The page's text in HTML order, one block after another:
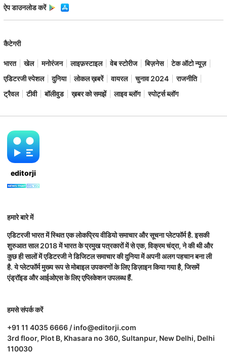
ऐप डाउनलोड करें
कैटेगरी
भारत खेल मनोरंजन लाइफ़स्टाइल वेब स्टोरीज बिज़नेस
टेक ऑटो न्यूज़
एडिटरजी स्पेशल
दुनिया लोकल ख़बरें वायरल चुनाव 2024
राजनीति
ट्रैवल
टीवी बॉलीवुड ख़बर को समझें लाइव ब्लॉग स्पोर्ट्स ब्लॉग
editorji
हमारे बारे में
एडिटरजी भारत में स्थित एक लोकप्रिय वीडियो समाचार और सूचना प्लेटफॉर्म है. इसकी
शुरुआत साल 2018 में भारत के प्रमुख पत्रकारों में से एक, विक्रम चंद्रा, ने की थी और
कुछ ही सालों में एडिटरजी ने डिजिटल समाचार की दुनिया में अपनी अलग पहचान बना ली
है. ये प्लेटफॉर्म मुख्य रूप से मोबाइल उपकरणों के लिए डिज़ाइन किया गया है, जिसमें
एंड्रॉइड और आईओएस के लिए एप्लिकेशन उपलब्ध हैं.
हमसे संपर्क करें
+91 11 4035 6666 / info@editorji.com
3rd floor, Plot B, Khasara no 360, Sultanpur, New Delhi, Delhi
110030